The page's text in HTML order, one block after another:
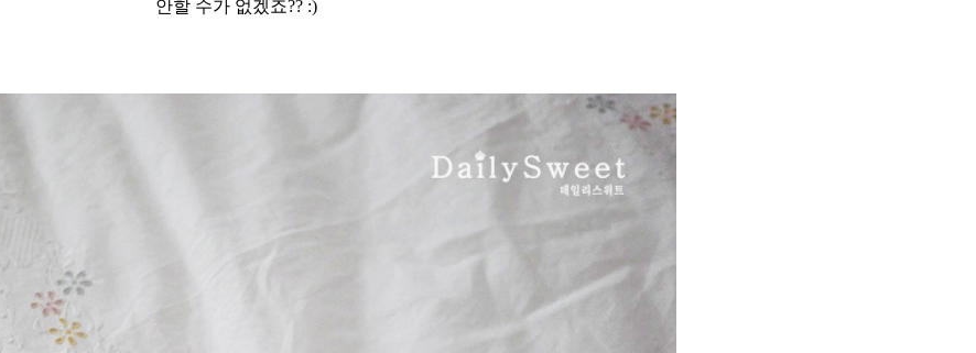
안할 수가 없겠죠?? :)